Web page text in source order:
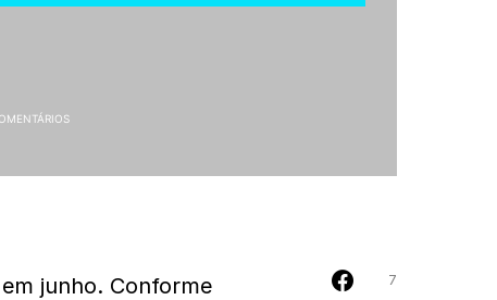
7
junho. Conforme